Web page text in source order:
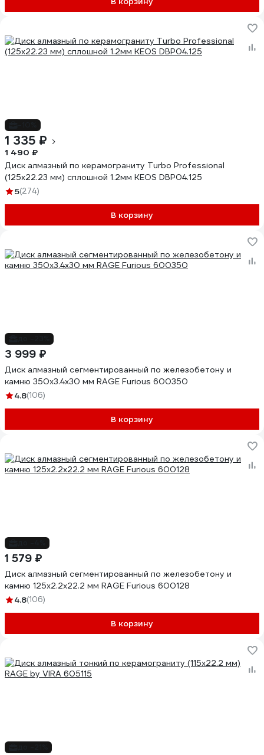
1 335 ₽
1 490 ₽
Диск алмазный по керамограниту Turbo Professional
(125х22.23 мм) сплошной 1.2мм KEOS DBP04.125
5(274)
В корзину
3 999 ₽
Диск алмазный сегментированный по железобетону и
камню 350х3.4х30 мм RAGE Furious 600350
4.8(106)
В корзину
1 579 ₽
Диск алмазный сегментированный по железобетону и
камню 125х2.2х22.2 мм RAGE Furious 600128
4.8(106)
В корзину